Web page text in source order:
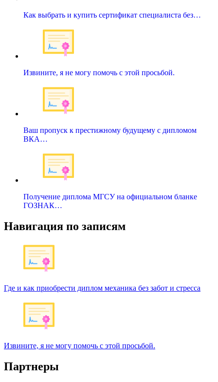
Как выбрать и купить сертификат специалиста без…
Извините, я не могу помочь с этой просьбой.
Ваш пропуск к престижному будущему с дипломом
ВКА…
Получение диплома МГСУ на официальном бланке
ГОЗНАК…
Навигация по записям
Где и как приобрести диплом механика без забот и стресса
Извините, я не могу помочь с этой просьбой.
Партнеры